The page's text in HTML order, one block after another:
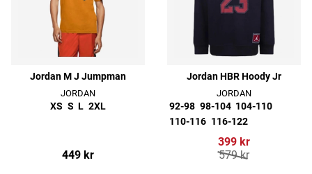
Jordan M J Jumpman
JORDAN
XS S L 2XL
449 kr
Jordan HBR Hoody Jr
JORDAN
92-98 98-104 104-110
110-116 116-122
399 kr
579 kr